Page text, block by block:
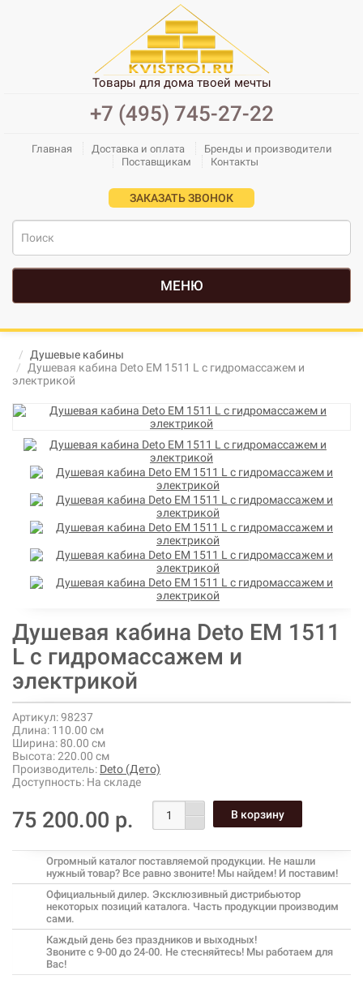
Товары для дома твоей мечты
+7 (495) 745-27-22
Главная Доставка и оплата
Бренды и производители
Поставщикам
Контакты
ЗАКАЗАТЬ ЗВОНОК
МЕНЮ
Душевые кабины
Душевая кабина Deto ЕМ 1511 L с гидромассажем и
электрикой
Душевая кабина Deto ЕМ 1511
L с гидромассажем и
электрикой
Артикул:98237
Длина: 110.00 см
Ширина: 80.00 см
Высота:220.00 см
Производитель: Deto (Дето)
Доступность: На складе
75 200.00 р.
Огромный каталог поставляемой продукции. Не нашли
нужный товар? Все равно звоните! Мы найдем! И поставим!
Официальный дилер. Эксклюзивный дистрибьютор
некоторых позиций каталога. Часть продукции производим
сами.
Каждый день без праздников и выходных!
Звоните с 9-00 до 24-00. Не стесняйтесь! Мы работаем для
Вас!